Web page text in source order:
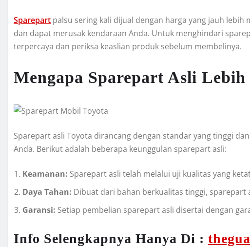
Sparepart palsu sering kali dijual dengan harga yang jauh
dan dapat merusak kendaraan Anda. Untuk menghindari
terpercaya dan periksa keaslian produk sebelum membelinya.
Mengapa Sparepart Asli Lebih
Sparepart asli Toyota dirancang dengan standar yang tinggi
Anda. Berikut adalah beberapa keunggulan sparepart asli:
Keamanan: Sparepart asli telah melalui uji kualitas yang
Daya Tahan: Dibuat dari bahan berkualitas tinggi, sparepart
Garansi: Setiap pembelian sparepart asli disertai dengan
Info Selengkapnya Hanya Di :